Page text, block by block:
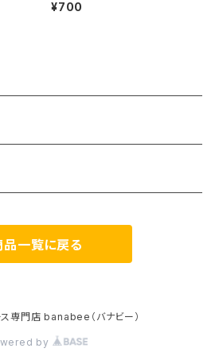
¥700
品一覧に戻る
専門店 banabee（バナビー）
by